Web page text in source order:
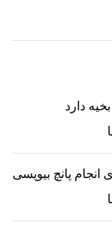
دارد
پانچ بیوپسی